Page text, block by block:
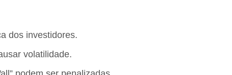
dos investidores.
volatilidade.